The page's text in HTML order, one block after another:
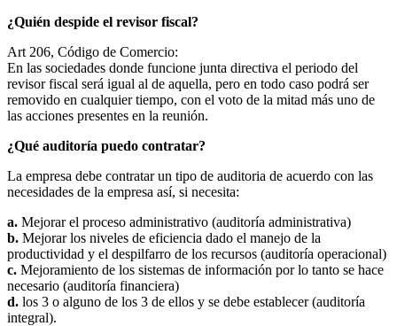
¿Quién despide el revisor fiscal?
Art 206, Código de Comercio:
En las sociedades donde funcione junta directiva el periodo del
revisor fiscal será igual al de aquella, pero en todo caso podrá ser
removido en cualquier tiempo, con el voto de la mitad más uno de
las acciones presentes en la reunión.
¿Qué auditoría puedo contratar?
La empresa debe contratar un tipo de auditoria de acuerdo con las
necesidades de la empresa así, si necesita:
a. Mejorar el proceso administrativo (auditoría administrativa)
b. Mejorar los niveles de eficiencia dado el manejo de la
productividad y el despilfarro de los recursos (auditoría operacional)
c. Mejoramiento de los sistemas de información por lo tanto se hace
necesario (auditoría financiera)
d. los 3 o alguno de los 3 de ellos y se debe establecer (auditoría
integral).